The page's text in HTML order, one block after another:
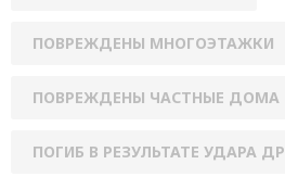
ПОВРЕЖДЕНЫ МНОГОЭТАЖКИ
ПОВРЕЖДЕНЫ ЧАСТНЫЕ ДОМА
ПОГИБ В РЕЗУЛЬТАТЕ УДАРА